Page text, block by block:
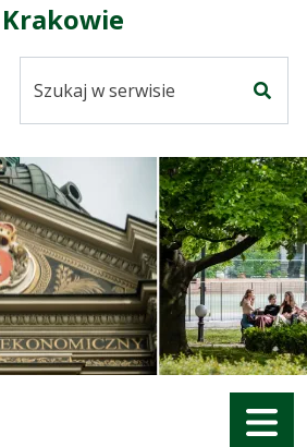
Krakowie
serwisie
Menu